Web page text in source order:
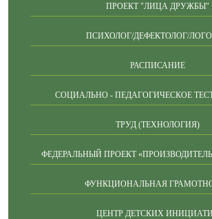
ПРОЕКТ "ЛИЦА ДРУЖБЫ"
ПСИХОЛОГ/ДЕФЕКТОЛОГ/
РАСПИСАНИЕ
СОЦИАЛЬНО - ПЕДАГОГИЧЕСКОЕ
ТРУД (ТЕХНОЛОГИЯ)
ФЕДЕРАЛЬНЫЙ ПРОЕКТ
ФУНКЦИОНАЛЬНАЯ
ЦЕНТР ДЕТСКИХ